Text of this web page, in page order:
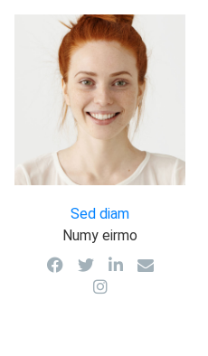
ullamc
Sed diam
Numy eirmo
Wele ullamc vivamus
placerat, tellus vel
interdum posuere,